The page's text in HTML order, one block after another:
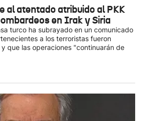
al atentado atribuido al PKK
en Irak y Siria
turco ha subrayado en un comunicado
a los terroristas fueron
que las operaciones "continuarán de